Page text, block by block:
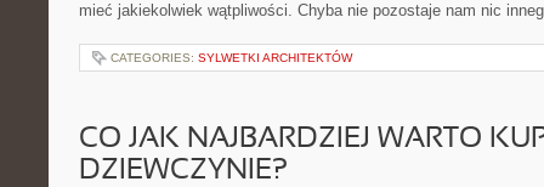
mieć jakiekolwiek wątpliwości. Chyba nie pozostaje nam nic
CATEGORIES: SYLWETKI ARCHITEKTÓW
CO JAK NAJBARDZIEJ WARTO
DZIEWCZYNIE?